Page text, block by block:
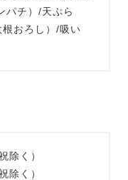
パチ）/天ぷら
根おろし）/吸い
除く）
除く）